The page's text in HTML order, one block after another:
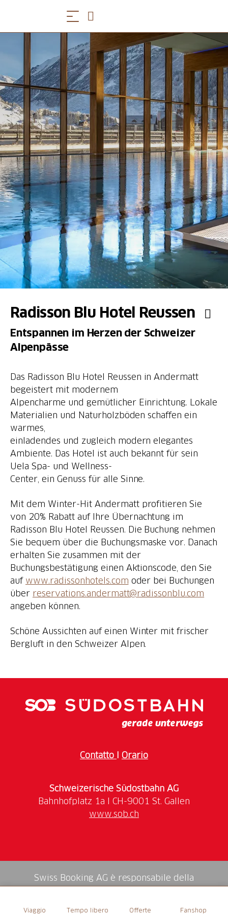
Viaggio Tempo libero Offerte Fanshop
Radisson Blu Hotel Reussen
Entspannen im Herzen der Schweizer
Alpenpässe
Das Radisson Blu Hotel Reussen in Andermatt
begeistert mit modernem
Alpencharme und gemütlicher Einrichtung. Lokale
Materialien und Naturholzböden schaffen ein
warmes,
einladendes und zugleich modern elegantes
Ambiente. Das Hotel ist auch bekannt für sein
Uela Spa- und Wellness-
Center, ein Genuss für alle Sinne.
Mit dem Winter-Hit Andermatt profitieren Sie
von 20% Rabatt auf Ihre Übernachtung im
Radisson Blu Hotel Reussen. Die Buchung nehmen
Sie bequem über die Buchungsmaske vor. Danach
erhalten Sie zusammen mit der
Buchungsbestätigung einen Aktionscode, den Sie
auf www.radissonhotels.com oder bei Buchungen
über reservations.andermatt@radissonblu.com
angeben können.
Schöne Aussichten auf einen Winter mit frischer
Bergluft in den Schweizer Alpen.
Contatto Orario
Schweizerische Südostbahn AG
www.sob.ch
Swiss Booking AG è responsabile della